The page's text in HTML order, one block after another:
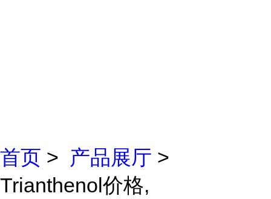
首页 > 产品展厅 >
Trianthenol价格,